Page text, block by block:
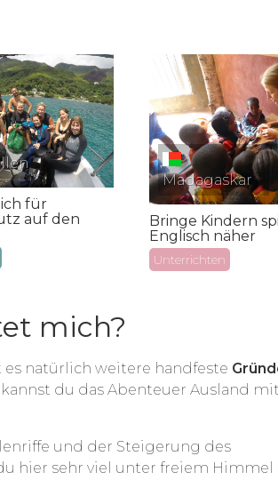
für
auf den
Madagaskar
Bringe Kindern
Englisch näher
Unterrichten
mich?
natürlich weitere handfeste
du das Abenteuer Ausland
und der Steigerung des
hier sehr viel unter freiem